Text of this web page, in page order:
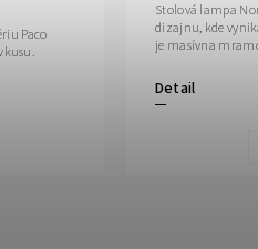
Paco
Detail
Stolová lampa
dizajnu, kde
je masívna